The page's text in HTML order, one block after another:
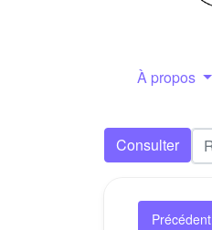
À propos
Consulter
Précédent